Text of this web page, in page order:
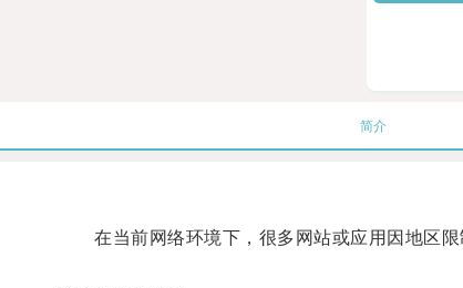
简介
在当前网络环境下，很多网站或应用因地区限